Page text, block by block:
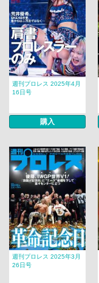
週刊プロレス 2025年4月
16日号
購入
週刊プロレス 2025年3月
26日号